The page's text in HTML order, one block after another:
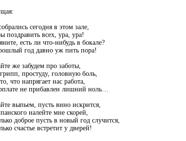
сегодня в этом зале,
поздравить всех, ура, ура!
есть ли что-нибудь в бокале?
год давно уж пить пора!
же забудем про заботы,
простуду, головную боль,
что напрягает нас работа,
не прибавлен лишний ноль…
выпьем, пусть вино искрится,
налейте мне скорей,
доброе пусть в новый год случится,
счастье встретит у дверей!